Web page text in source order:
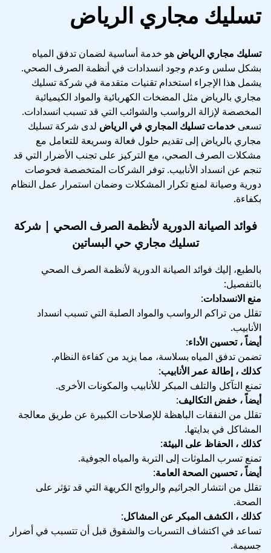
تسليك مجاري الرياض
تسليك مجاري الرياض هو خدمة أساسية لضمان تدفق المياه
بشكل سلس وعدم وجود انسدادات في أنظمة الصرف الصحي.
يشمل هذا الإجراء استخدام تقنيات متقدمة في شركة تسليك
مجاري بالرياض مثل المضخات الكهربائية والمواد الكيميائية
المخصصة لإزالة الرواسب والشوائب التي قد تسبب انسدادات.
تسعى خدمات تسليك المجاري في الرياض لدى شركة تسليك
مجاري بالرياض إلى تقديم حلول فعالة وسريعة للتعامل مع
مشكلات الصرف الصحي، مع التركيز على تجنب الأضرار التي قد
تنجم عن انسداد الأنابيب. توفر الشركات المتخصصة فحوصات
دورية وصيانة لمنع تكرار المشكلات وضمان استمرار عمل النظام
بكفاءة.
فوائد الصيانة الدورية لأنظمة الصرف الصحي | شركة
تسليك مجاري حي البساتين
بالطبع، إليك فوائد الصيانة الدورية لأنظمة الصرف الصحي
بالتفصيل:
منع الانسدادات:
تقلل من تراكم الرواسب والمواد الصلبة التي تسبب انسداد
الأنابيب.
أيضاً ، تحسين الأداء:
تضمن تدفق المياه بسلاسة، مما يزيد من كفاءة النظام.
كذلك ، إطالة عمر الأنابيب:
تمنع التآكل والتلف المبكر للأنابيب والمكونات الأخرى.
أيضاً ، خفض التكاليف:
تقلل من النفقات الباهظة للإصلاحات الكبيرة عن طريق معالجة
المشاكل في بدايتها.
كذلك ، الحفاظ على البيئة:
تمنع تسرب الملوثات إلى التربة والمياه الجوفية.
أيضاً ، تحسين الصحة العامة:
تقلل من انتشار الجراثيم والروائح الكريهة التي قد تؤثر على
الصحة.
كذلك ، الكشف المبكر عن المشاكل:
تساعد في اكتشاف التسربات والشقوق قبل أن تتسبب في أضرار
جسيمة.